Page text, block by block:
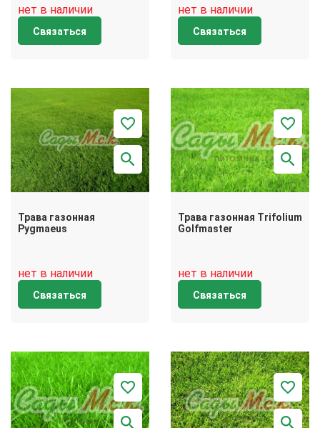
нет в наличии
Связаться
нет в наличии
Связаться
Трава газонная
Pygmaeus
нет в наличии
Связаться
Трава газонная Trifolium
Golfmaster
нет в наличии
Связаться